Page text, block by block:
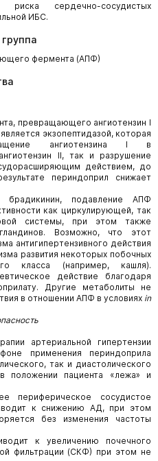
сердечно-сосудистых
ИБС.
фермента (АПФ)
превращающего ангиотензин I
экзопептидазой, которая
ангиотензина I в
II, так и разрушение
действием, до
периндоприл снижает
брадикинин, подавление АПФ
как циркулирующей, так
системы, при этом также
Возможно, что этот
антигипертензивного действия
развития некоторых побочных
класса (например, кашля).
действие благодаря
Другие метаболиты не
в отношении АПФ в условиях in
артериальной гипертензии
применения периндоприла
так и диастолического
положении пациента «лежа» и
периферическое сосудистое
к снижению АД, при этом
без изменения частоты
к увеличению почечного
фильтрации (СКФ) при этом не